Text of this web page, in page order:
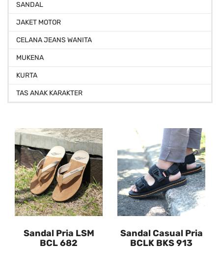
SANDAL
JAKET MOTOR
CELANA JEANS WANITA
MUKENA
KURTA
TAS ANAK KARAKTER
Sandal Pria LSM
BCL 682
Sandal Casual Pria
BCLK BKS 913